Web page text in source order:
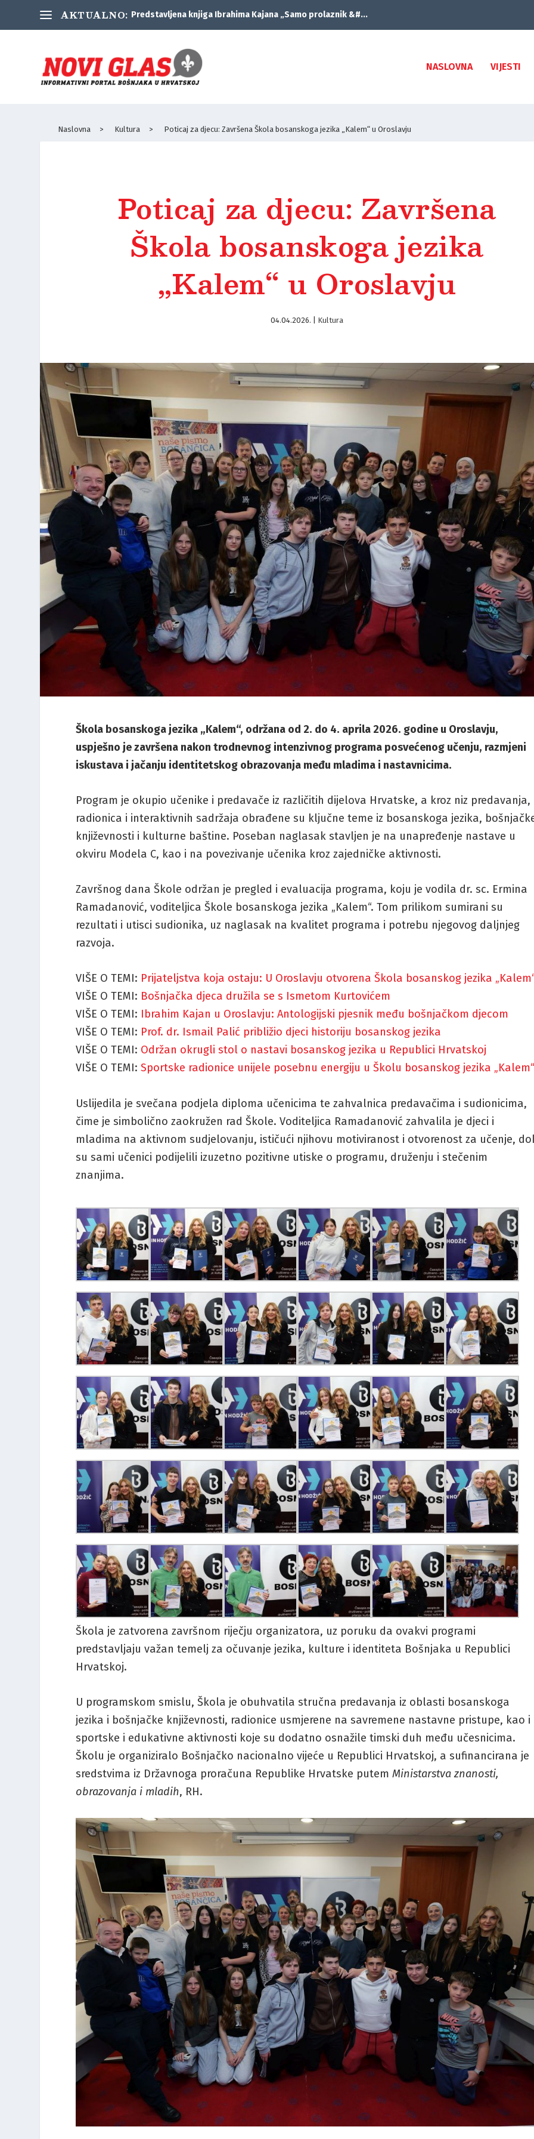
AKTUALNO: Predstavljena knjiga Ibrahima Kajana „Samo prolaznik &#...
NASLOVNA VIJESTI
Naslovna > Kultura > Poticaj za djecu: Završena Škola bosanskoga jezika „Kalem“ u Oroslavju
Poticaj za djecu: Završena
Škola bosanskoga jezika
„Kalem“ u Oroslavju
04.04.2026. Kultura
Škola bosanskoga jezika „Kalem“, održana od 2. do 4. aprila 2026. godine u Oroslavju,
uspješno je završena nakon trodnevnog intenzivnog programa posvećenog učenju, razmjeni
iskustava i jačanju identitetskog obrazovanja među mladima i nastavnicima.
Program je okupio učenike i predavače iz različitih dijelova Hrvatske, a kroz niz predavanja,
radionica i interaktivnih sadržaja obrađene su ključne teme iz bosanskoga jezika,
književnosti i kulturne baštine. Poseban naglasak stavljen je na unapređenje nastave u
okviru Modela C, kao i na povezivanje učenika kroz zajedničke aktivnosti.
Završnog dana Škole održan je pregled i evaluacija programa, koju je vodila dr. sc. Ermina
Ramadanović, voditeljica Škole bosanskoga jezika „Kalem“. Tom prilikom sumirani su
rezultati i utisci sudionika, uz naglasak na kvalitet programa i potrebu njegovog daljnjeg
razvoja.
VIŠE O TEMI: Prijateljstva koja ostaju: U Oroslavju otvorena Škola bosanskog jezika
VIŠE O TEMI: Bošnjačka djeca družila se s Ismetom Kurtovićem
VIŠE O TEMI: Ibrahim Kajan u Oroslavju: Antologijski pjesnik među bošnjačkom djecom
VIŠE O TEMI: Prof. dr. Ismail Palić približio djeci historiju bosanskog jezika
VIŠE O TEMI: Održan okrugli stol o nastavi bosanskog jezika u Republici Hrvatskoj
VIŠE O TEMI:Sportske radionice unijele posebnu energiju u Školu bosanskog jezika
Uslijedila je svečana podjela diploma učenicima te zahvalnica predavačima i sudionicima,
čime je simbolično zaokružen rad Škole. Voditeljica Ramadanović zahvalila je djeci i
mladima na aktivnom sudjelovanju, ističući njihovu motiviranost i otvorenost za učenje,
su sami učenici podijelili izuzetno pozitivne utiske o programu, druženju i stečenim
znanjima.
Škola je zatvorena završnom riječju organizatora, uz poruku da ovakvi programi
predstavljaju važan temelj za očuvanje jezika, kulture i identiteta Bošnjaka u Republici
Hrvatskoj.
U programskom smislu, Škola je obuhvatila stručna predavanja iz oblasti bosanskoga
jezika i bošnjačke književnosti, radionice usmjerene na savremene nastavne pristupe, kao i
sportske i edukativne aktivnosti koje su dodatno osnažile timski duh među učesnicima.
Školu je organiziralo Bošnjačko nacionalno vijeće u Republici Hrvatskoj, a sufinancirana je
sredstvima iz Državnoga proračuna Republike Hrvatske putemMinistarstva znanosti,
obrazovanja i mladih, RH.